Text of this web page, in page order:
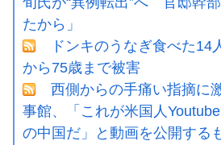
たから」
ドンキのうなぎ食べた
から75歳まで被害
西側からの手痛い指摘に
事館、「これが米国人
の中国だ」と動画を公開す